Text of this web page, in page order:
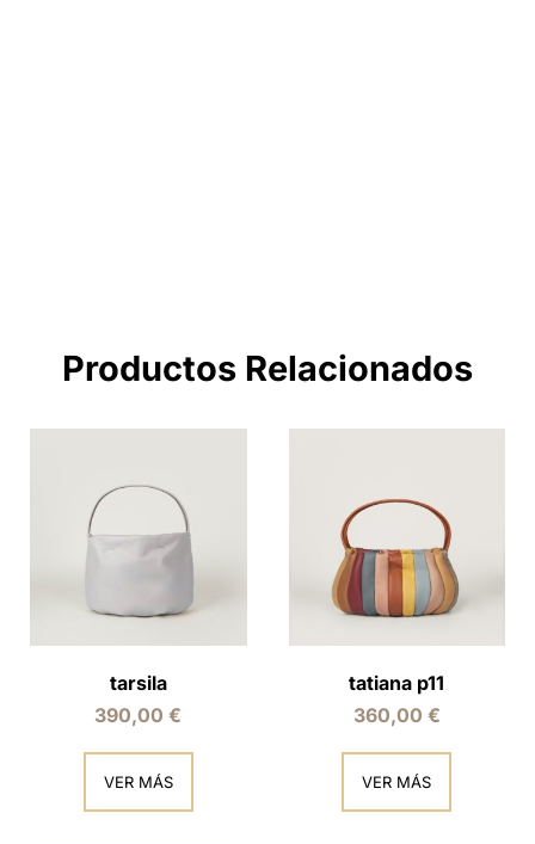
Productos Relacionados
tarsila
390,00€
VER MÁS
tatiana p11
360,00 €
VER MÁS